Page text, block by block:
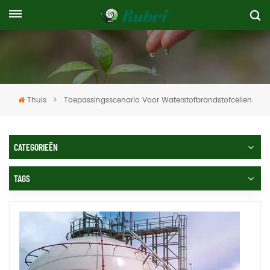
Thuis Toepassingsscenario Voor Waterstofbrandstofcellen
CATEGORIEËN
TAGS